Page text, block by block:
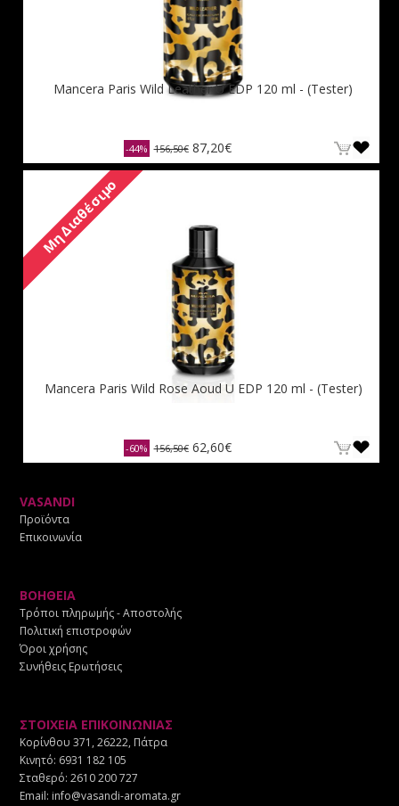
Mancera Paris Wild Leather U EDP 120 ml - (Tester)
-44% 156,50€ 87,20€
Μη Διαθέσιμο
Mancera Paris Wild Rose Aoud U EDP 120 ml - (Tester)
-60% 156,50€ 62,60€
VASANDI
Προϊόντα
Επικοινωνία
ΒΟΗΘΕΙΑ
Τρόποι πληρωμής - Αποστολής
Πολιτική επιστροφών
Όροι χρήσης
Συνήθεις Ερωτήσεις
ΣΤΟΙΧΕΙΑ ΕΠΙΚΟΙΝΩΝΙΑΣ
Κορίνθου 371, 26222, Πάτρα
Κινητό: 6931 182 105
Σταθερό:2610 200 727
Email: info@vasandi-aromata.gr